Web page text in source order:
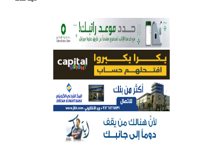
العلمية الثقافية الأردنية
حملة للتبرع بالدم في جامعة الزيتونة الأردنية